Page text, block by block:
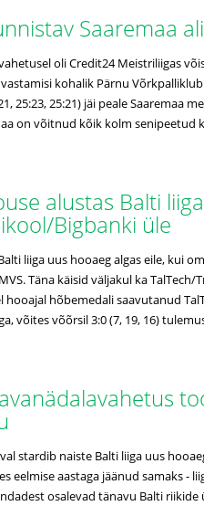
Saaremaa
oli Credit24 Meistriliigas
kohalik Pärnu
25:23, 25:21) jäi peale Saaremaa
on võitnud kõik kolm senipeetud
alustas Balti
Bigbanki üle
liiga uus hooaeg algas eile, kui
Täna käisid väljakul ka
hooajal hõbemedali saavutanud
võites võõrsil 3:0 (7, 19, 16)
stardib naiste Balti liiga uus
eelmise aastaga jäänud samaks -
osalevad tänavu Balti